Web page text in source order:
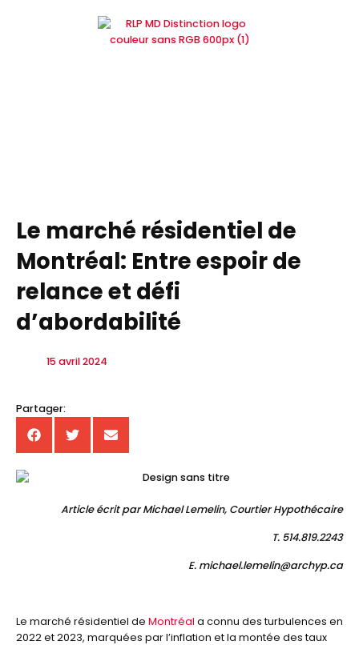
Le marché résidentiel de
Montréal: Entre espoir de
relance et défi
d’abordabilité
15 avril 2024
Partager:
Article écrit par Michael Lemelin, Courtier Hypothécaire
T. 514.819.2243
E. michael.lemelin@archyp.ca
Le marché résidentiel de Montréal a connu des turbulences en
2022 et 2023, marquées par l’inflation et la montée des taux